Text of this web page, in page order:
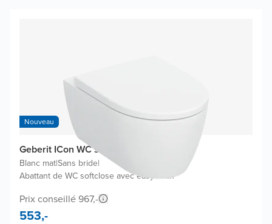
Nouveau
Geberit ICon WC suspendu
Blanc mat|Sans bride|
Abattant de WC softclose avec easyclean
Prix conseillé 967,-
553,-